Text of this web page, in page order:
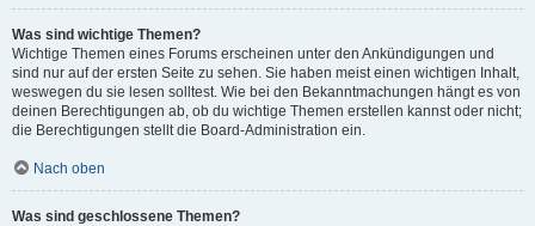
Was sind wichtige Themen?
Wichtige Themen eines Forums erscheinen unter den Ankündigungen und
sind nur auf der ersten Seite zu sehen. Sie haben meist einen wichtigen Inhalt,
weswegen du sie lesen solltest. Wie bei den Bekanntmachungen hängt es von
deinen Berechtigungen ab, ob du wichtige Themen erstellen kannst oder nicht;
die Berechtigungen stellt die Board-Administration ein.
Nach oben
Was sind geschlossene Themen?